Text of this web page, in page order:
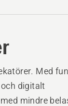
Med
digitalt
mindre